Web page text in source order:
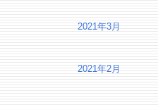
2021年3月
2021年2月